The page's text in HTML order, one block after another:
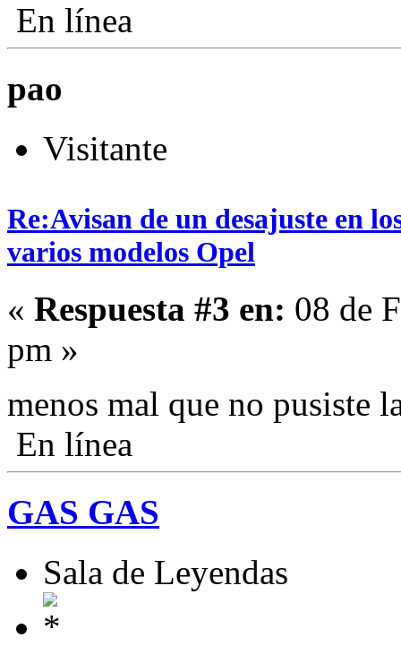
En línea
pao
Visitante
Re:Avisan de un desajuste en
varios modelos Opel
« Respuesta #3 en: 08 de
pm »
menos mal que no pusiste
En línea
GAS GAS
Sala de Leyendas